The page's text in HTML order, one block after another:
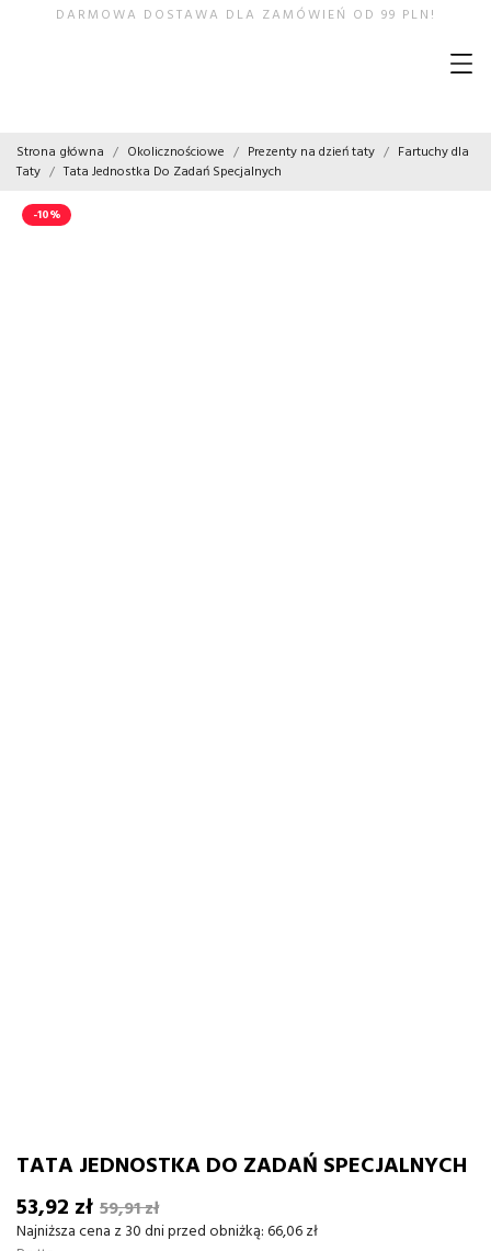
DARMOWA DOSTAWA DLA ZAMÓWIEŃ OD 99 PLN!
Strona główna Okolicznościowe Prezenty na dzień taty
Fartuchy dla
Taty
Tata Jednostka Do Zadań Specjalnych
-10%
TATA JEDNOSTKA DO ZADAŃ SPECJALNYCH
53,92 zł 59,91 zł
Najniższa cena z 30 dni przed obniżką:66,06 zł